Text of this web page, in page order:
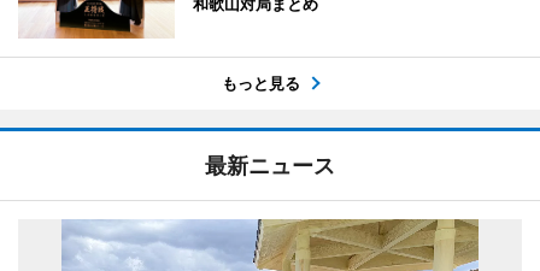
もっと見る
最新ニュース